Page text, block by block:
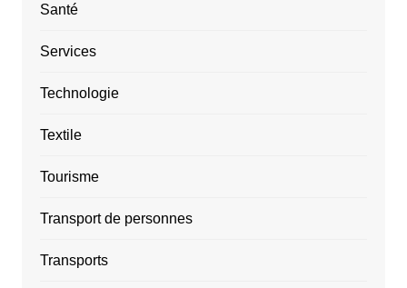
Santé
Services
Technologie
Textile
Tourisme
Transport de personnes
Transports